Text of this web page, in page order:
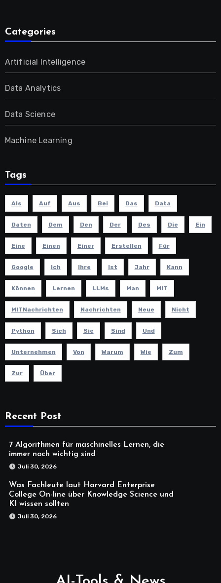
Categories
Artificial Intelligence
Data Analytics
Data Science
Machine Learning
Tags
Als Auf Aus Bei Das Data
Daten Dem Den Der Des Die Ein
Eine Einen Einer Erstellen Für
Google Ich Ihre Ist Jahr Kann
Können Lernen LLMs Man MIT
MITNachrichten Nachrichten Neue Nicht
Python Sich Sie Sind Und
Unternehmen Von Warum Wie Zum
Zur Über
Recent Post
7 Algorithmen für maschinelles Lernen, die
immer noch wichtig sind
Juli 30, 2026
Was Fachleute laut Harvard Enterprise
College On-line über Knowledge Science und
KI wissen sollten
Juli 30, 2026